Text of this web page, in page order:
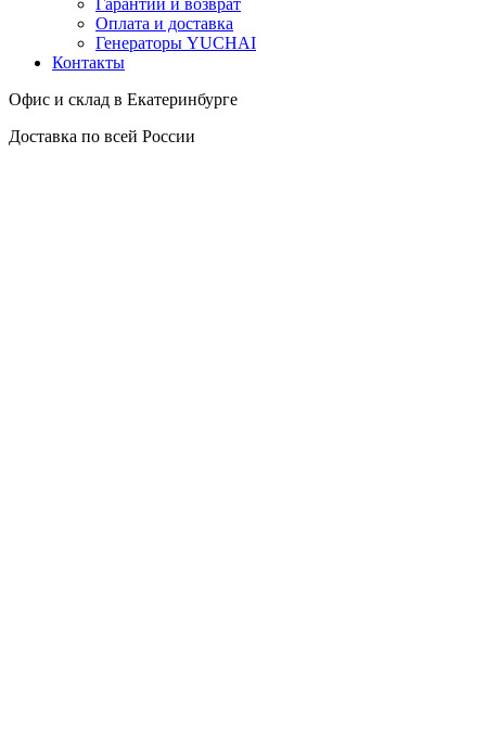
Гарантии и возврат
Оплата и доставка
Генераторы YUCHAI
Контакты
Офис и склад в Екатеринбурге
Доставка по всей России